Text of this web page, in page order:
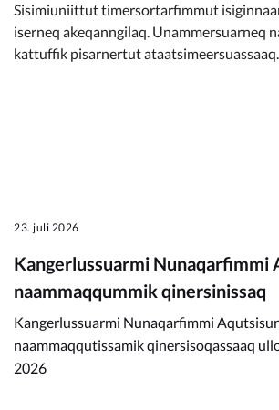
Sisimiuniittut timersortarfimmut
iserneq akeqanngilaq. Unammersuarneq
kattuffik pisarnertut ataatsimeersuassaaq.
23. juli 2026
Kangerlussuarmi Nunaqarfimmi
naammaqqummik qinersinissaq
Kangerlussuarmi Nunaqarfimmi
naammaqqutissamik qinersisoqassaaq
2026